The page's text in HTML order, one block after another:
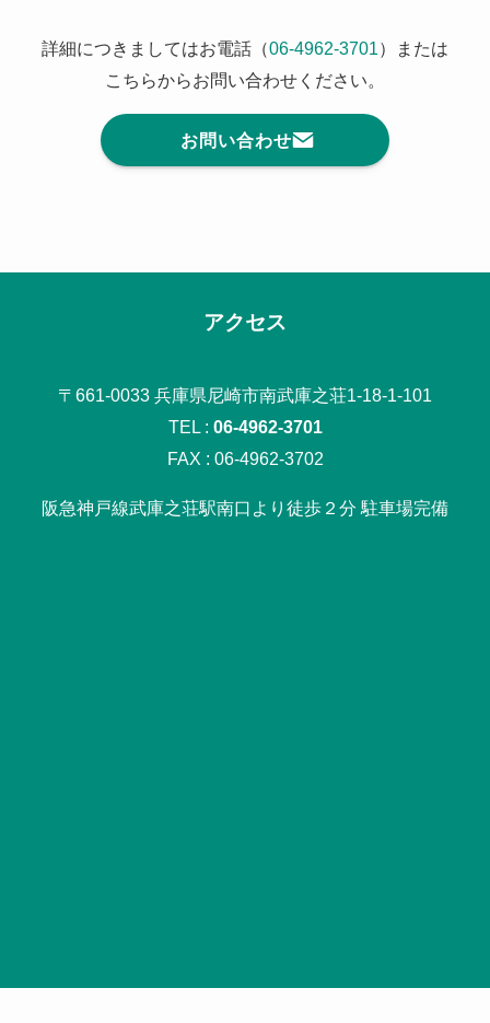
詳細につきましてはお電話（06-4962-3701）または
こちらからお問い合わせください。
お問い合わせ
アクセス
〒661-0033 兵庫県尼崎市南武庫之荘1-18-1-101
TEL : 06-4962-3701
FAX : 06-4962-3702
阪急神戸線武庫之荘駅南口より徒歩２分 駐車場完備